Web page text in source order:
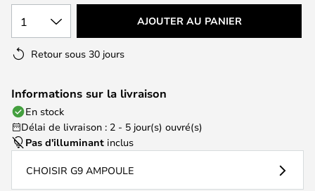
1 AJOUTER AU PANIER
Retour sous 30 jours
Informations sur la livraison
En stock
Délai de livraison : 2 - 5 jour(s) ouvré(s)
Pas d'illuminant inclus
CHOISIR G9 AMPOULE